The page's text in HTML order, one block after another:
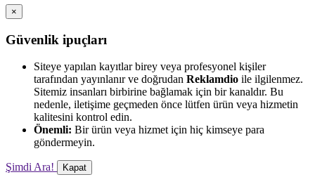
×
Güvenlik ipuçları
Siteye yapılan kayıtlar birey veya profesyonel kişiler
tarafından yayınlanır ve doğrudan Reklamdio ile ilgilenmez.
Sitemiz insanları birbirine bağlamak için bir kanaldır. Bu
nedenle, iletişime geçmeden önce lütfen ürün veya hizmetin
kalitesini kontrol edin.
Önemli: Bir ürün veya hizmet için hiç kimseye para
göndermeyin.
Şimdi Ara! Kapat